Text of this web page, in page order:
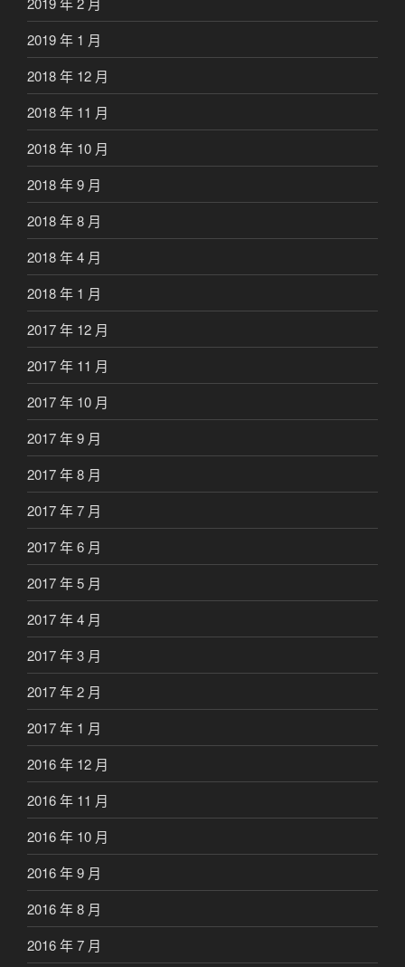
2019 年 1 月
2018 年 12 月
2018 年 11 月
2018 年 10 月
2018 年 9 月
2018 年 8 月
2018 年 4 月
2018 年 1 月
2017 年 12 月
2017 年 11 月
2017 年 10 月
2017 年 9 月
2017 年 8 月
2017 年 7 月
2017 年 6 月
2017 年 5 月
2017 年 4 月
2017 年 3 月
2017 年 2 月
2017 年 1 月
2016 年 12 月
2016 年 11 月
2016 年 10 月
2016 年 9 月
2016 年 8 月
2016 年 7 月